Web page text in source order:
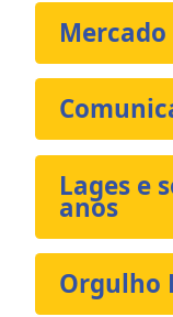
Lages e
anos
Orgulho